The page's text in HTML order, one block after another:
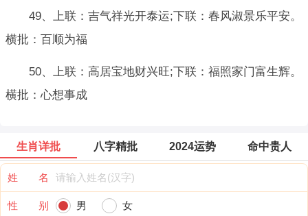
49、上联：吉气祥光开泰运;下联：春风淑景乐平安。
横批：百顺为福
50、上联：高居宝地财兴旺;下联：福照家门富生辉。
横批：心想事成
生肖详批 八字精批 2024运势 命中贵人
姓 名
性 别 男 女